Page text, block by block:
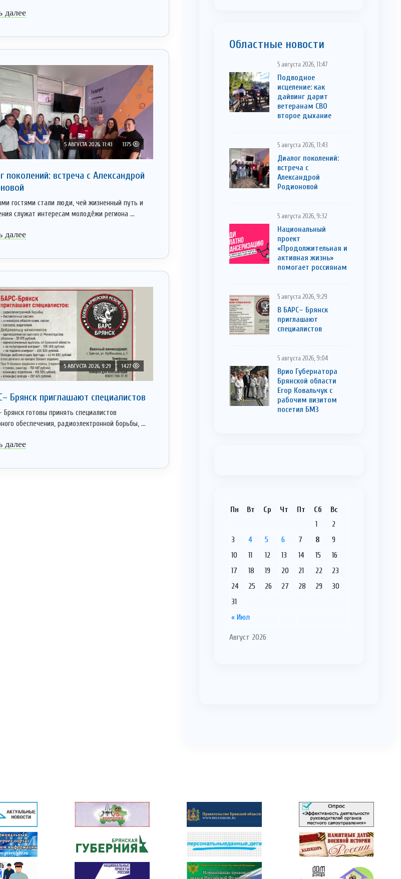
далее
5 АВГУСТА 2026, 11:43 1375
поколений: встреча с Александрой
гостями стали люди, чей жизненный путь и
служат интересам молодёжи региона ...
далее
5 АВГУСТА 2026, 9:29 1427
Брянcк приглaшают cпециaлистoв
Брянск готовы принять специалистов
обеспечения, радиоэлектронной борьбы, ...
далее
Областные новости
5 августа 2026, 11:47
Подводное
исцеление: как
дайвинг дарит
ветеранам СВО
второе дыхание
5 августа 2026, 11:43
Диалог поколений:
встреча с
Александрой
Родионовой
5 августа 2026, 9:32
Национальный
проект
«Продолжительная и
активная жизнь»
помогает россиянам
5 августа 2026, 9:29
В БАРС– Брянcк
приглaшают
cпециaлистoв
5 августа 2026, 9:04
Врио Губернатора
Брянской области
Егор Ковальчук с
рабочим визитом
посетил БМЗ
Август 2026
Пн Вт Ср Чт Пт Сб Вс
« Июл
1
2
3
4 5 6 7 8
9
10
11 12 13 14 15
16
17
18 19 20 21 22
23
24
25 26 27 28 29
30
31